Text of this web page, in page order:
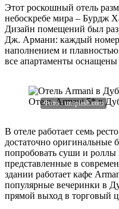
Этот роскошный отель
небоскребе мира – Бурдж
Дизайн помещений был
Дж. Армани: каждый
наполнением и
все апартаменты
Отель Armani 5* в
В отеле работает семь
достаточно оригинальные
попробовать суши и роллы
представленные в
здании работает кафе
популярные вечеринки в
прямой выход в торговый